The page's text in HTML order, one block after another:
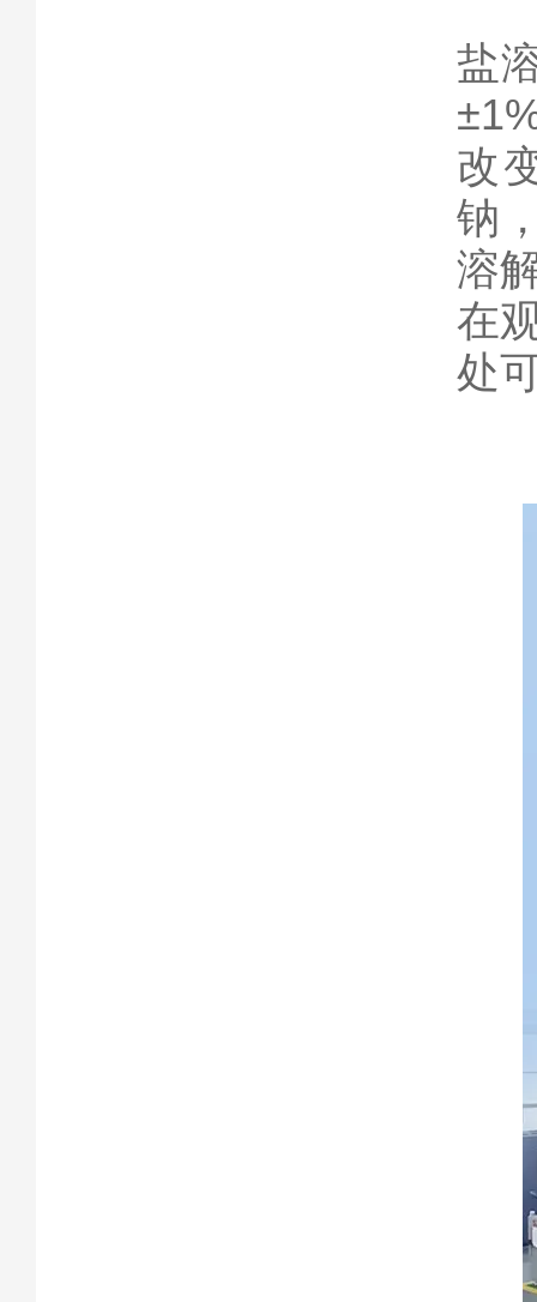
盐
改
钠
溶
在
处